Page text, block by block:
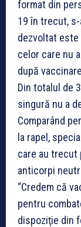
format din
19 în trecut,
dezvoltat este
celor care nu
după
Din totalul de
singură nu a
Comparând
la rapel,
care au trecut
anticorpi
“Credem că
pentru
dispoziţie din